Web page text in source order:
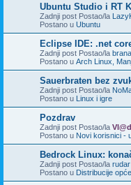
Ubuntu Studio i RT
Zadnji post Postao/la
Postano u Ubuntu
Eclipse IDE: .net
Zadnji post Postao/la
Postano u Arch Linux,
Sauerbraten bez
Zadnji post Postao/la
Postano u Linux i igre
Pozdrav
Zadnji post Postao/la
Postano u Novi korisnici -
Bedrock Linux:
Zadnji post Postao/la rudar
Postano u Distribucije